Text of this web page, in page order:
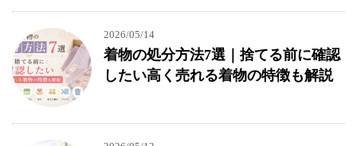
2026/05/14
着物の処分方法7選｜捨てる前に確認
したい高く売れる着物の特徴も解説